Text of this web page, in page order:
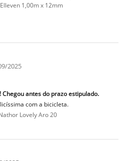
1,00m x 12mm
2025
antes do prazo estipulado.
com a bicicleta.
Lovely Aro 20